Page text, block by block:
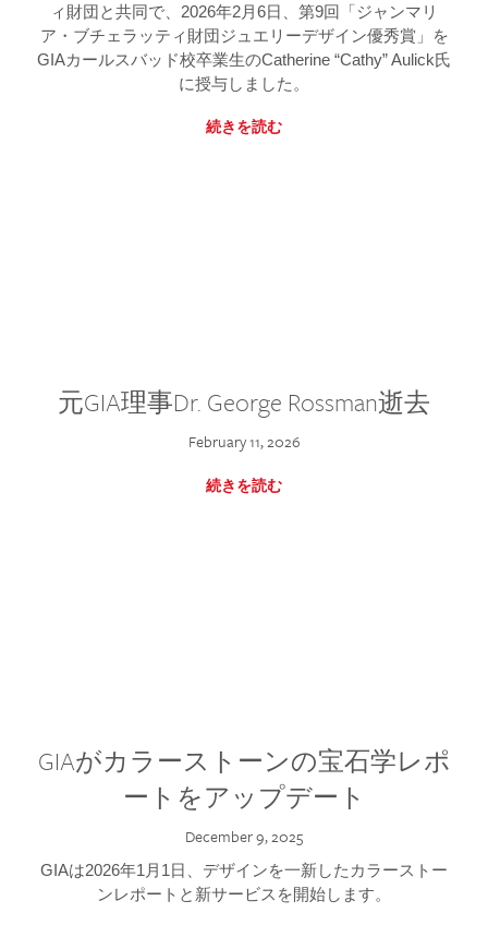
ィ財団と共同で、2026年2月6日、第9回「ジャンマリ
ア・ブチェラッティ財団ジュエリーデザイン優秀賞」を
GIAカールスバッド校卒業生のCatherine “Cathy” Aulick氏
に授与しました。
続きを読む
元GIA理事Dr. George Rossman逝去
February 11, 2026
続きを読む
GIAがカラーストーンの宝石学レポ
ートをアップデート
December 9, 2025
GIAは2026年1月1日、デザインを一新したカラーストー
ンレポートと新サービスを開始します。